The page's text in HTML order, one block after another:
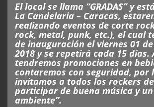
El local se llama “GRADAS” y
La Candelaria – Caracas,
realizando eventos de corte
rock, metal, punk, etc.), el cual
de inauguración el viernes 01
2018 y se repetirá cada 15 días.
tendremos promociones en
contaremos con seguridad, por
invitamos a todos los rockers
participar de buena música y
ambiente”.